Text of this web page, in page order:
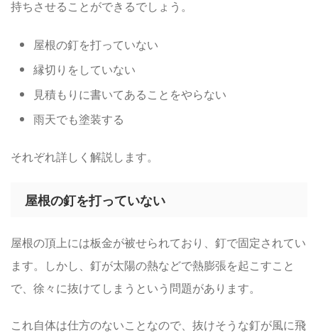
持ちさせることができるでしょう。
屋根の釘を打っていない
縁切りをしていない
見積もりに書いてあることをやらない
雨天でも塗装する
それぞれ詳しく解説します。
屋根の釘を打っていない
屋根の頂上には板金が被せられており、釘で固定されてい
ます。しかし、釘が太陽の熱などで熱膨張を起こすこと
で、徐々に抜けてしまうという問題があります。
これ自体は仕方のないことなので、抜けそうな釘が風に飛